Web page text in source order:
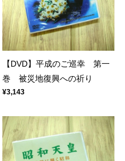
【DVD】平成のご巡幸 第一
巻 被災地復興への祈り
¥3,143